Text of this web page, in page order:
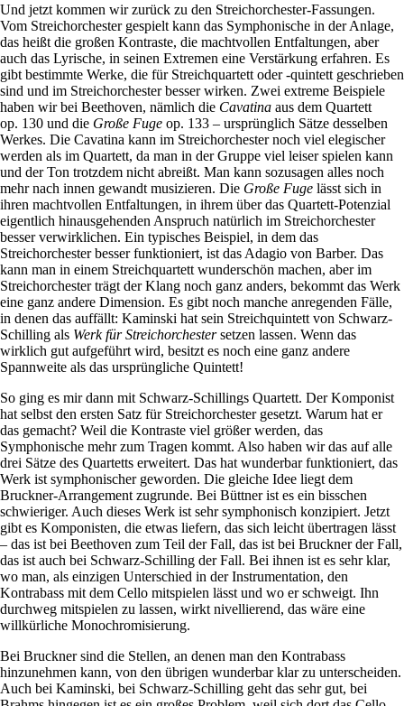
Und jetzt kommen wir zurück zu den Streichorchester-Fassungen.
Vom Streichorchester gespielt kann das Symphonische in der Anlage,
das heißt die großen Kontraste, die machtvollen Entfaltungen, aber
auch das Lyrische, in seinen Extremen eine Verstärkung erfahren. Es
gibt bestimmte Werke, die für Streichquartett oder -quintett geschrieben
sind und im Streichorchester besser wirken. Zwei extreme Beispiele
haben wir bei Beethoven, nämlich die Cavatina aus dem Quartett
op. 130 und die Große Fuge op. 133 – ursprünglich Sätze desselben
Werkes. Die Cavatina kann im Streichorchester noch viel elegischer
werden als im Quartett, da man in der Gruppe viel leiser spielen kann
und der Ton trotzdem nicht abreißt. Man kann sozusagen alles noch
mehr nach innen gewandt musizieren. Die Große Fuge lässt sich in
ihren machtvollen Entfaltungen, in ihrem über das Quartett-Potenzial
eigentlich hinausgehenden Anspruch natürlich im Streichorchester
besser verwirklichen. Ein typisches Beispiel, in dem das
Streichorchester besser funktioniert, ist das Adagio von Barber. Das
kann man in einem Streichquartett wunderschön machen, aber im
Streichorchester trägt der Klang noch ganz anders, bekommt das Werk
eine ganz andere Dimension. Es gibt noch manche anregenden Fälle,
in denen das auffällt: Kaminski hat sein Streichquintett von Schwarz-
Schilling als Werk für Streichorchestersetzen lassen. Wenn das
wirklich gut aufgeführt wird, besitzt es noch eine ganz andere
Spannweite als das ursprüngliche Quintett!
So ging es mir dann mit Schwarz-Schillings Quartett. Der Komponist
hat selbst den ersten Satz für Streichorchester gesetzt. Warum hat er
das gemacht? Weil die Kontraste viel größer werden, das
Symphonische mehr zum Tragen kommt. Also haben wir das auf alle
drei Sätze des Quartetts erweitert. Das hat wunderbar funktioniert, das
Werk ist symphonischer geworden. Die gleiche Idee liegt dem
Bruckner-Arrangement zugrunde. Bei Büttner ist es ein bisschen
schwieriger. Auch dieses Werk ist sehr symphonisch konzipiert. Jetzt
gibt es Komponisten, die etwas liefern, das sich leicht übertragen lässt
– das ist bei Beethoven zum Teil der Fall, das ist bei Bruckner der Fall,
das ist auch bei Schwarz-Schilling der Fall. Bei ihnen ist es sehr klar,
wo man, als einzigen Unterschied in der Instrumentation, den
Kontrabass mit dem Cello mitspielen lässt und wo er schweigt. Ihn
durchweg mitspielen zu lassen, wirkt nivellierend, das wäre eine
willkürliche Monochromisierung.
Bei Bruckner sind die Stellen, an denen man den Kontrabass
hinzunehmen kann, von den übrigen wunderbar klar zu unterscheiden.
Auch bei Kaminski, bei Schwarz-Schilling geht das sehr gut, bei